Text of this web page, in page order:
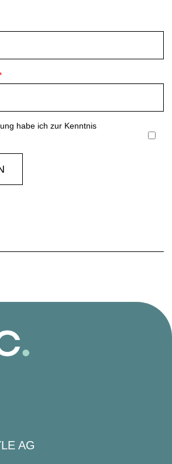
habe ich zur Kenntnis
AG